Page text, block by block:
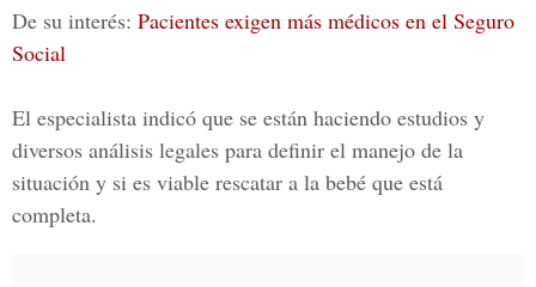
De su interés: Pacientes exigen más médicos en el Seguro
Social
El especialista indicó que se están haciendo estudios y
diversos análisis legales para definir el manejo de la
situación y si es viable rescatar a la bebé que está
completa.